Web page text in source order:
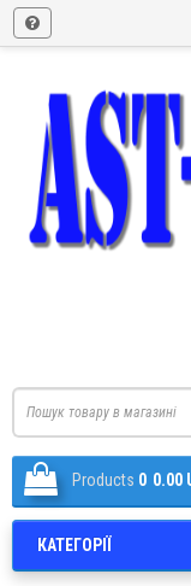
Products 0 0.00
КАТЕГОРІЇ